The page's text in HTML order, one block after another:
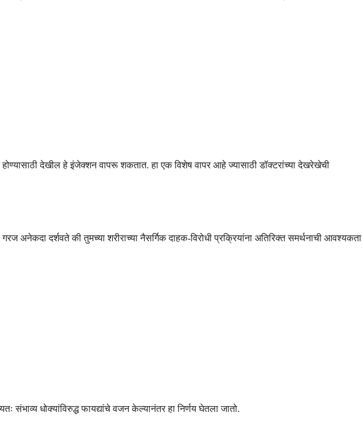
देखील हे इंजेक्शन वापरू शकतात. हा एक विशेष वापर आहे ज्यासाठी डॉक्टरांच्या देखरेखेची
अनेकदा दर्शवते की तुमच्या शरीराच्या नैसर्गिक दाहक-विरोधी प्रक्रियांना अतिरिक्त समर्थनाची आवश्यकता
संभाव्य धोक्यांविरुद्ध फायद्यांचे वजन केल्यानंतर हा निर्णय घेतला जातो.